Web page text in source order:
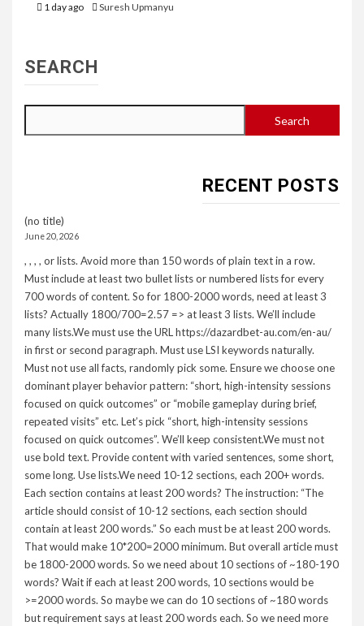
1 day ago Suresh Upmanyu
SEARCH
Search
RECENT POSTS
(no title)
June 20, 2026
, , , , or lists. Avoid more than 150 words of plain text in a row.
Must include at least two bullet lists or numbered lists for every
700 words of content. So for 1800-2000 words, need at least 3
lists? Actually 1800/700=2.57 => at least 3 lists. We’ll include
many lists.We must use the URL https://dazardbet-au.com/en-au/
in first or second paragraph. Must use LSI keywords naturally.
Must not use all facts, randomly pick some. Ensure we choose one
dominant player behavior pattern: “short, high-intensity sessions
focused on quick outcomes” or “mobile gameplay during brief,
repeated visits” etc. Let’s pick “short, high-intensity sessions
focused on quick outcomes”. We’ll keep consistent.We must not
use bold text. Provide content with varied sentences, some short,
some long. Use lists.We need 10-12 sections, each 200+ words.
Each section contains at least 200 words? The instruction: “The
article should consist of 10-12 sections, each section should
contain at least 200 words.” So each must be at least 200 words.
That would make 10*200=2000 minimum. But overall article must
be 1800-2000 words. So we need about 10 sections of ~180-190
words? Wait if each at least 200 words, 10 sections would be
>=2000 words. So maybe we can do 10 sections of ~180 words
but requirement says at least 200 words each. So we need more